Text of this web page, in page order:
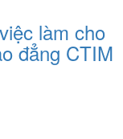
làm cho
đẳng CTIM